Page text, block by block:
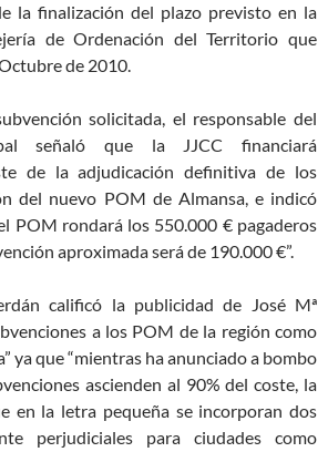
la finalización del plazo previsto en la
de Ordenación del Territorio que
de 2010.
solicitada, el responsable del
señaló que la JJCC financiará
de la adjudicación definitiva de los
del nuevo POM de Almansa, e indicó
POM rondará los 550.000 € pagaderos
aproximada será de 190.000 €”.
calificó la publicidad de José Mª
a los POM de la región como
ya que “mientras ha anunciado a bombo
ascienden al 90% del coste, la
en la letra pequeña se incorporan dos
perjudiciales para ciudades como